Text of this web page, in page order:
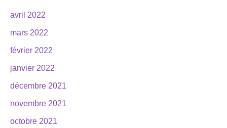
avril 2022
mars 2022
février 2022
janvier 2022
décembre 2021
novembre 2021
octobre 2021